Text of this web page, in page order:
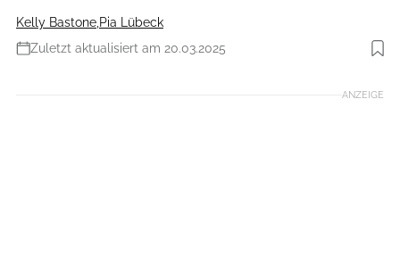
Kelly Bastone Pia Lübeck
Zuletzt aktualisiert am 20.03.2025
Foto: iStockphoto
ANZEIGE